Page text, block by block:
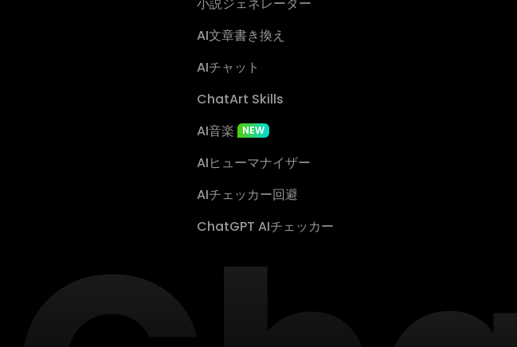
AI文章書き換え
AIチャット
ChatArt Skills
AI音楽
NEW
AIヒューマナイザー
AIチェッカー回避
ChatGPT AIチェッカー